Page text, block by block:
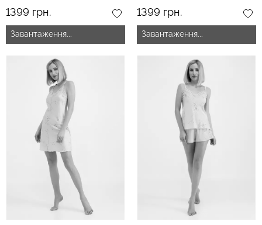
1399 грн.
Завантаження...
1399 грн.
Завантаження...